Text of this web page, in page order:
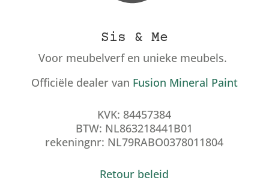
Sis & Me
Voor meubelverf en unieke meubels.
Officiële dealer van Fusion Mineral Paint
KVK: 84457384
BTW: NL863218441B01
rekeningnr: NL79RABO0378011804
Retour beleid